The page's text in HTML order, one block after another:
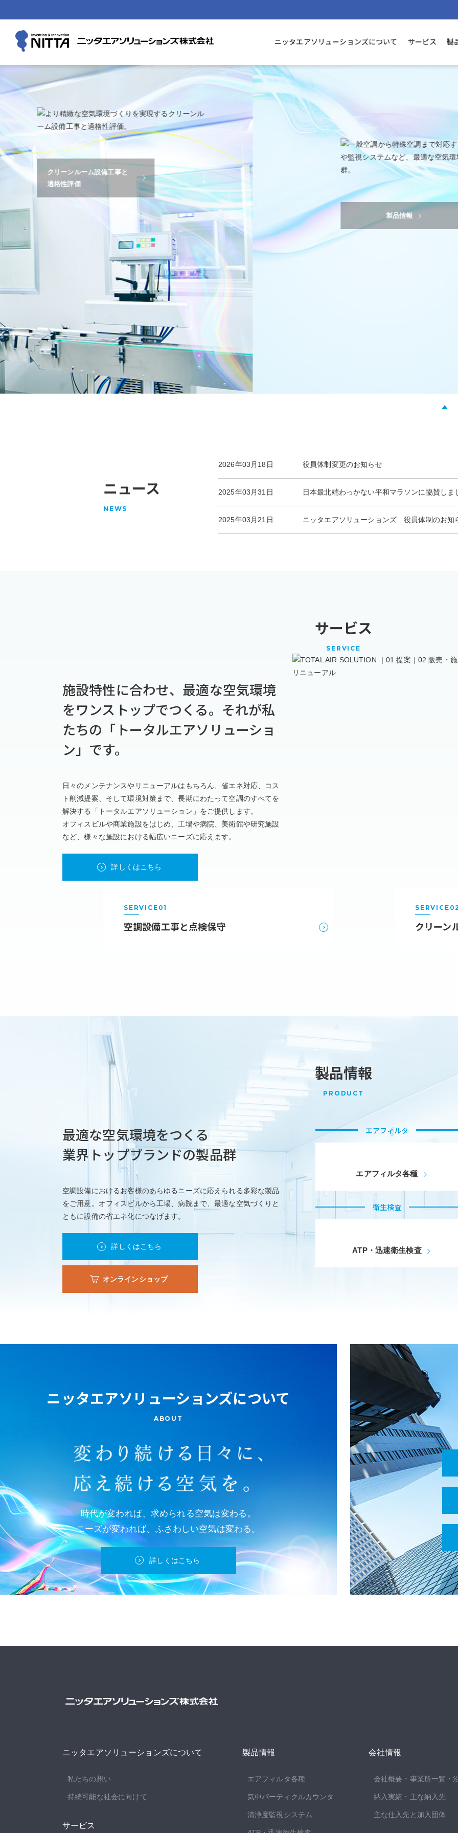
ニッタエアソリューションズについて サービス 製
私たちの想い 持続可能な社会に向けて
クリーンルーム設備工事と
エアフィルタ各種 気中パーティクルカウンタ
会社概要・事業所一覧・沿革 納入実績・主な納入先
新卒採用 キャリア採用
製品情報
ニュース
NEWS
2026年03月18日 役員体制変更のお知らせ
2025年03月31日 日本最北端わっかない平和マラソンに協賛しま
2025年03月21日 ニッタエアソリューションズ 役員体制のお知
新発売 EN規格 H14クラスHEPAフィルタ
オンラインショップで過酢酸除菌剤を販売
2024年10月01日
2024年10月01日
2024年06月11日
2024年04月22日
12/9（土曜日） 就職博に参加します
2023年11月09日 『ヒルトン東京ベイ・クリスマス・トレイン』
2023年08月21日 ウォーキングフットボール日本チームへの協賛
沼津営業所 開設のお知らせ
2023年 入社式
2023年02月07日 大森技術センター移転のお知らせ
2022年11月21日 出展情報 日本バイオセーフティ学会総会・学
2022年11月09日
日本バイオセーフティ学会より感謝状をいただ
2022年08月10日 ATP検査キットのオンラインショップを開設
チューブ型ケミカルフィルタ『チューブスクリ
出展情報 日本バイオセーフティ学会総会・学
FOGACT・FOGWORKSの取扱いを開始しまし
2021年10月25日 出展情報 ビルメンヒューマンフェア＆クリー
パーテーション型クリーン機器レンタル開始《
2021年03月01日 22新卒採用のお知らせ
2021年01月08日 緊急事態宣言発令に伴う弊社勤務体系について
2020年12月01日 『ヒルトン東京ベイ・クリスマス・トレイン』
感染症対策品の取り扱いを始めました
2020年10月01日 ウェブサイトリニューアルのお知らせ
2020年10月01日 社名変更のお知らせ
サービス
SERVICE
施設特性に合わせ、最適な空気環境
をワンストップでつくる。それが私
たちの「トータルエアソリューショ
ン」です。
日々のメンテナンスやリニューアルはもちろん、省エネ対応、コス
ト削減提案、そして環境対策まで、長期にわたって空調のすべてを
解決する「トータルエアソリューション」をご提供します。
オフィスビルや商業施設をはじめ、工場や病院、美術館や研究施設
など、様々な施設における幅広いニーズに応えます。
詳しくはこちら
SERVICE01
空調設備工事と点検保守
SERVICE02
クリーン
製品情報
PRODUCT
最適な空気環境をつくる
業界トップブランドの製品群
空調設備におけるお客様のあらゆるニーズに応えられる多彩な製品
をご用意。オフィスビルから工場、病院まで、最適な空気づくりと
ともに設備の省エネ化につなげます。
詳しくはこちら
オンラインショップ
エアフィルタ
エアフィルタ各種
衛生検査
ATP・迅速衛生検査
ニッタエアソリューションズについて
ABOUT
時代が変われば、求められる空気は変わる。
ニーズが変われば、ふさわしい空気は変わる。
詳しくはこちら
ニッタエアソリューションズについて
私たちの想い
持続可能な社会に向けて
サービス
製品情報
エアフィルタ各種
気中パーティクルカウンタ
清浄度監視システム
会社情報
会社概要・事業所一覧・
納入実績・主な納入先
主な仕入先と加入団体